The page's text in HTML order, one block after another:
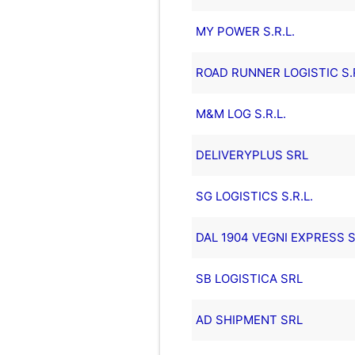
MY POWER S.R.L.
ROAD RUNNER LOGISTIC
M&M LOG S.R.L.
DELIVERYPLUS SRL
SG LOGISTICS S.R.L.
DAL 1904 VEGNI EXPRESS
SB LOGISTICA SRL
AD SHIPMENT SRL